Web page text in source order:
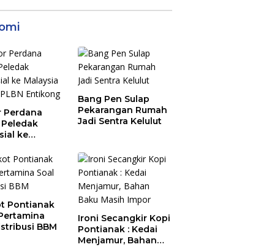
Perdana
ke
Bang Pen Sulap
Pekarangan Rumah
Jadi Sentra Kelulut
Pontianak
BBM
Ironi Secangkir Kopi
Pontianak : Kedai
Menjamur, Bahan